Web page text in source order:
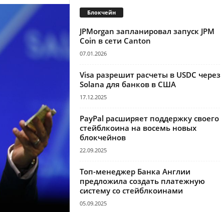
Блокчейн
JPMorgan запланировал запуск JPM
Coin в сети Canton
07.01.2026
Visa разрешит расчеты в USDC через
Solana для банков в США
17.12.2025
PayPal расширяет поддержку своего
стейблкоина на восемь новых
блокчейнов
22.09.2025
Топ-менеджер Банка Англии
предложила создать платежную
систему со стейблкоинами
05.09.2025